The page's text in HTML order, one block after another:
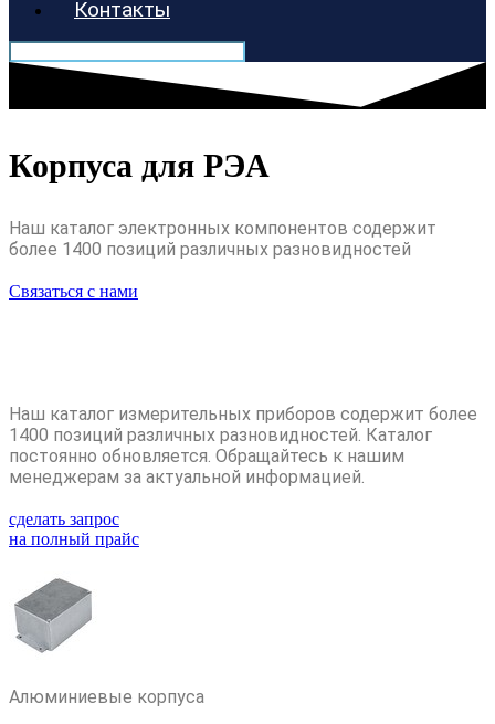
Контакты
Корпуса для РЭА
Наш каталог электронных компонентов содержит
более 1400 позиций различных разновидностей
Связаться с нами
Наш каталог измерительных приборов содержит более
1400 позиций различных разновидностей. Каталог
постоянно обновляется. Обращайтесь к нашим
менеджерам за актуальной информацией.
сделать запрос
на полный прайс
Алюминиевые корпуса